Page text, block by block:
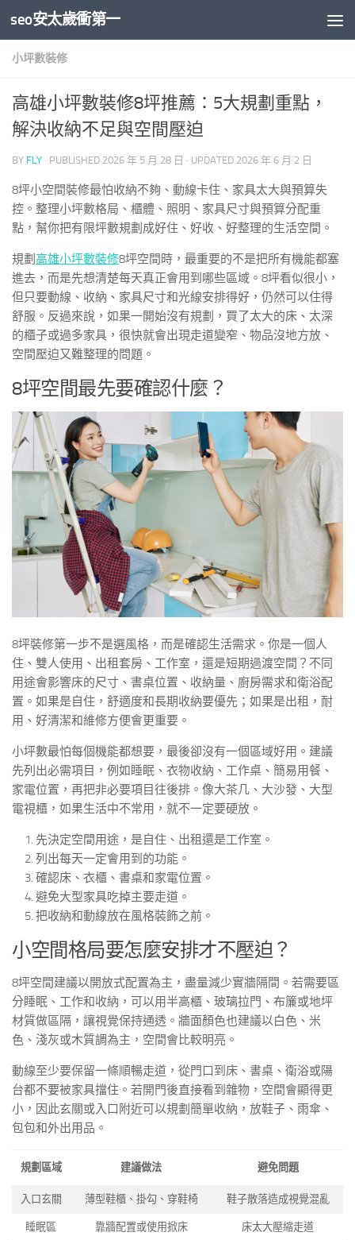
Skip to content
seo安太歲衝第一
小坪數裝修
高雄小坪數裝修8坪推薦：5大規劃重點，
解決收納不足與空間壓迫
BY FLY · PUBLISHED 2026 年 5 月 28 日 · UPDATED 2026 年 6 月 2 日
8坪小空間裝修最怕收納不夠、動線卡住、家具太大與預算失
控。整理小坪數格局、櫃體、照明、家具尺寸與預算分配重
點，幫你把有限坪數規劃成好住、好收、好整理的生活空間。
規劃 高雄小坪數裝修8坪空間時，最重要的不是把所有機能都塞
進去，而是先想清楚每天真正會用到哪些區域。8坪看似很小，
但只要動線、收納、家具尺寸和光線安排得好，仍然可以住得
舒服。反過來說，如果一開始沒有規劃，買了太大的床、太深
的櫃子或過多家具，很快就會出現走道變窄、物品沒地方放、
空間壓迫又難整理的問題。
8坪空間最先要確認什麼？
8坪裝修第一步不是選風格，而是確認生活需求。你是一個人
住、雙人使用、出租套房、工作室，還是短期過渡空間？不同
用途會影響床的尺寸、書桌位置、收納量、廚房需求和衛浴配
置。如果是自住，舒適度和長期收納要優先；如果是出租，耐
用、好清潔和維修方便會更重要。
小坪數最怕每個機能都想要，最後卻沒有一個區域好用。建議
先列出必需項目，例如睡眠、衣物收納、工作桌、簡易用餐、
家電位置，再把非必要項目往後排。像大茶几、大沙發、大型
電視櫃，如果生活中不常用，就不一定要硬放。
先決定空間用途，是自住、出租還是工作室。
列出每天一定會用到的功能。
確認床、衣櫃、書桌和家電位置。
避免大型家具吃掉主要走道。
把收納和動線放在風格裝飾之前。
小空間格局要怎麼安排才不壓迫？
8坪空間建議以開放式配置為主，盡量減少實牆隔間。若需要區
分睡眠、工作和收納，可以用半高櫃、玻璃拉門、布簾或地坪
材質做區隔，讓視覺保持通透。牆面顏色也建議以白色、米
色、淺灰或木質調為主，空間會比較明亮。
動線至少要保留一條順暢走道，從門口到床、書桌、衛浴或陽
台都不要被家具擋住。若開門後直接看到雜物，空間會顯得更
小，因此玄關或入口附近可以規劃簡單收納，放鞋子、雨傘、
包包和外出用品。
規劃區域 建議做法 避免問題
入口玄關 薄型鞋櫃、掛勾、穿鞋椅 鞋子散落造成視覺混亂
睡眠區 靠牆配置或使用掀床 床太大壓縮走道